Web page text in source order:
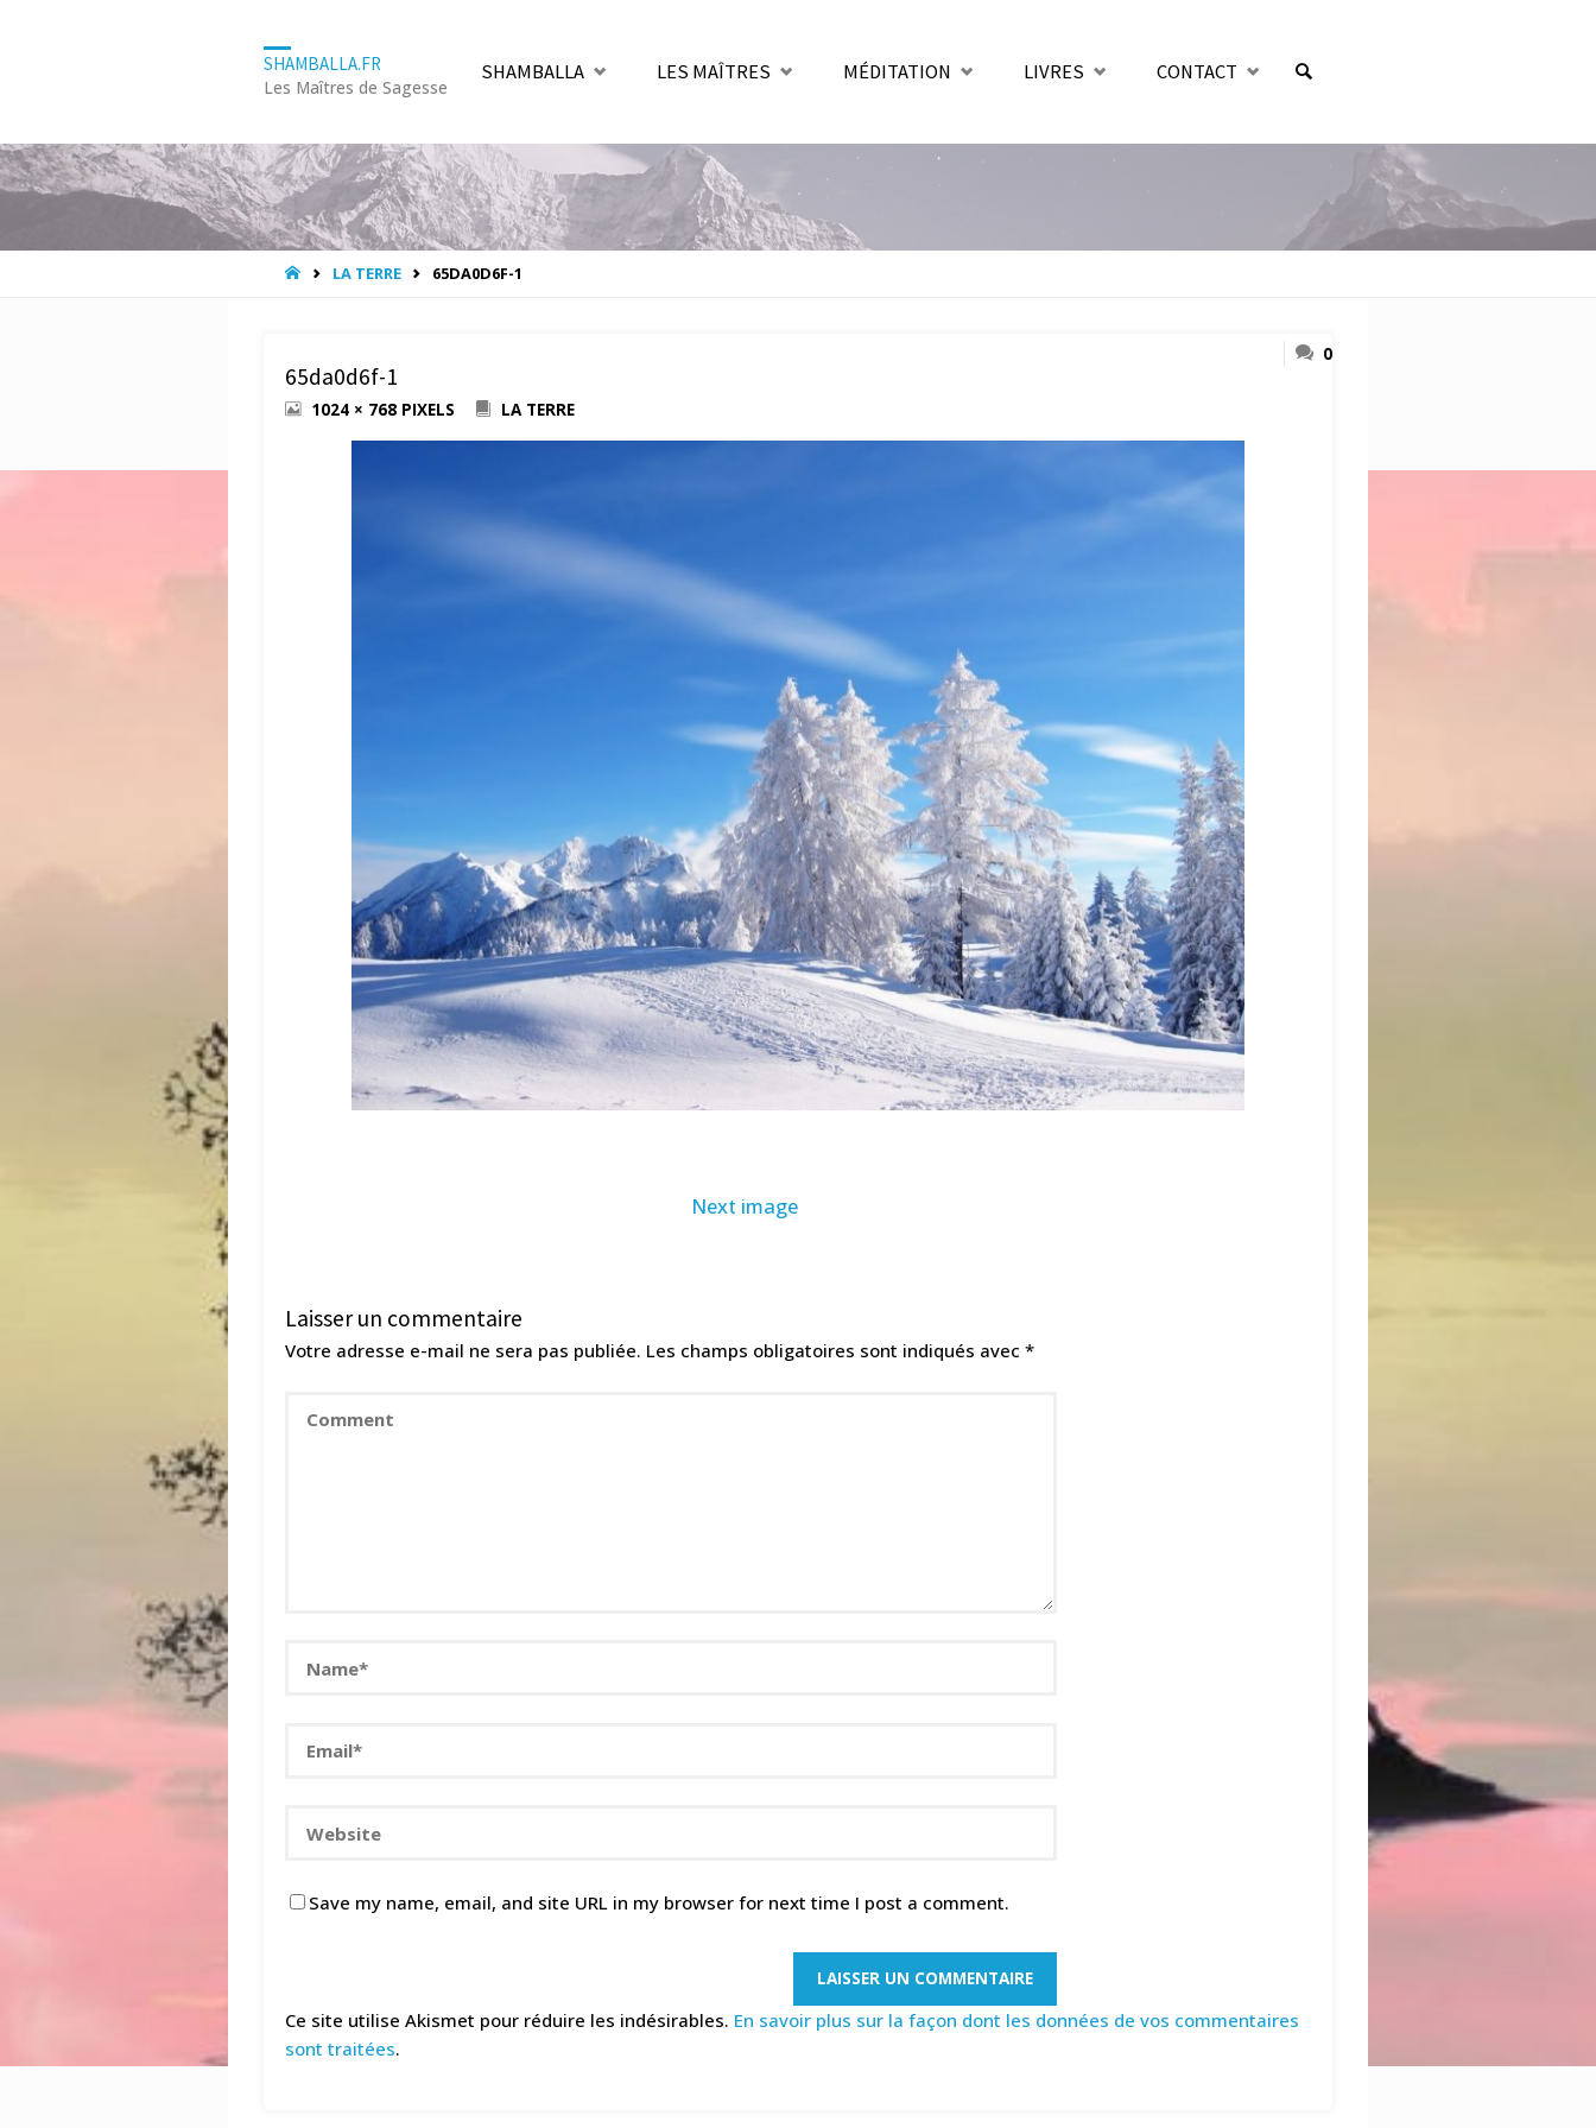
SHAMBALLA.FR
Les Maîtres de Sagesse
content
SHAMBALLA LES MAÎTRES MÉDITATION LIVRES CONTACT
SEARCH
HOMELA TERRE 65DA0D6F-1
65da0d6f-1
0
FULL1024 × 768 PIXELS LA TERRE
Next image
Laisser un commentaire
Votre adresse e-mail ne sera pas publiée. Les champs obligatoires sont indiqués avec *
Save my name, email, and site URL in my browser for next time I post a comment.
Ce site utilise Akismet pour réduire les indésirables. En savoir plus sur la façon dont les données de vos commentaires
sont traitées.